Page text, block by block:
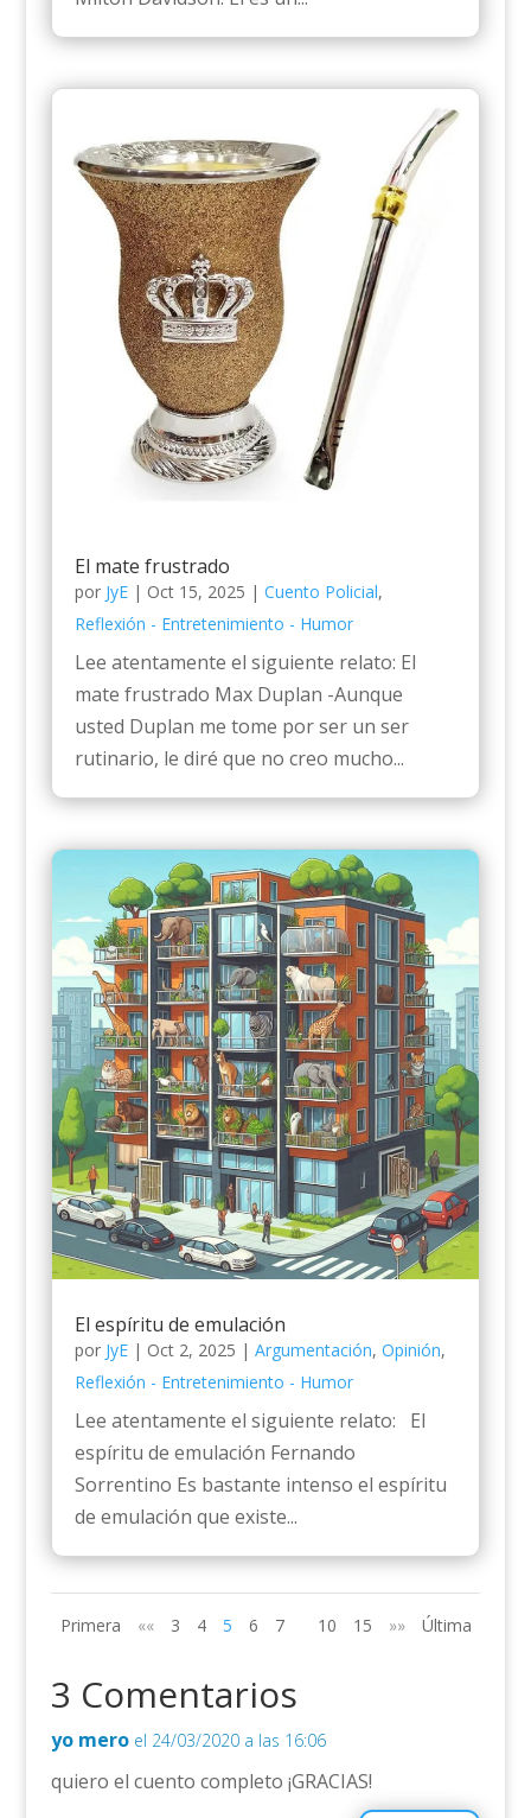
El mate frustrado
por JyE| Oct 15, 2025 | Cuento Policial,
Reflexión - Entretenimiento - Humor
Lee atentamente el siguiente relato: El
mate frustrado Max Duplan -Aunque
usted Duplan me tome por ser un ser
rutinario, le diré que no creo mucho...
El espíritu de emulación
por JyE| Oct 2, 2025 | Argumentación, Opinión,
Reflexión - Entretenimiento - Humor
Lee atentamente el siguiente relato: El
espíritu de emulación Fernando
Sorrentino Es bastante intenso el espíritu
de emulación que existe...
Primera «« 3 4 5 6 7 10 15 »» Última
3 Comentarios
yo mero el 24/03/2020 a las 16:06
quiero el cuento completo ¡GRACIAS!